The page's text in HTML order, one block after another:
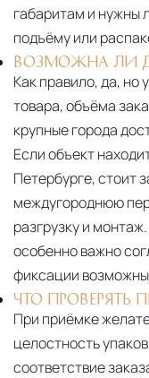
габаритам и нужны
подъёму или
ВОЗМОЖНА ЛИ
Как правило, да, но
товара, объёма
крупные города
Если объект
Петербурге, стоит
междугороднюю
разгрузку и
особенно важно
фиксации
ЧТО ПРОВЕРЯТЬ
При приёмке
целостность
соответствие